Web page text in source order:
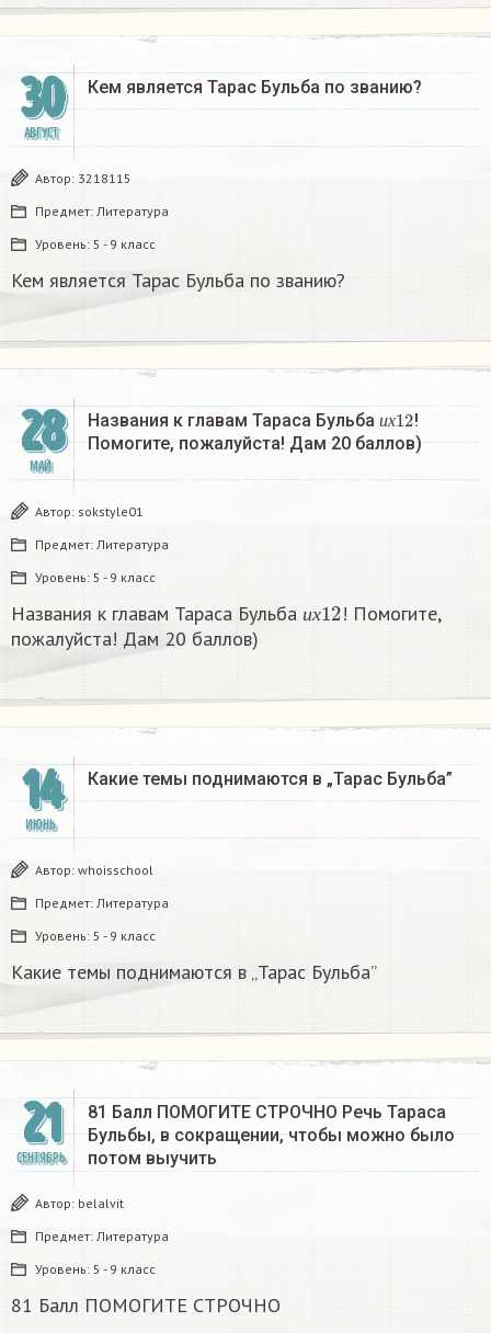
30
АВГУСТ
Кем является Тарас Бульба по званию?
Автор: 3218115
Предмет: Литература
Уровень: 5 - 9 класс
Кем является Тарас Бульба по званию?
28
МАЙ
Названия к главам Тараса Бульба их
их12!
Помогите, пожалуйста! Дам 20 баллов)
Автор: sokstyle01
Предмет: Литература
Уровень: 5 - 9 класс
Названия к главам Тараса Бульба их
12! Помогите,
пожалуйста! Дам 20 баллов)
14
ИЮНЬ
Какие темы поднимаются в „Тарас Бульба”
Автор: whoisschool
Предмет: Литература
Уровень: 5 - 9 класс
Какие темы поднимаются в „Тарас Бульба”
21
СЕНТЯБРЬ
81 Балл ПОМОГИТЕ СТРОЧНО Речь Тараса
Бульбы, в сокращении, чтобы можно было
потом выучить
Автор: belalvit
Предмет: Литература
Уровень: 5 - 9 класс
81 Балл ПОМОГИТЕ СТРОЧНО